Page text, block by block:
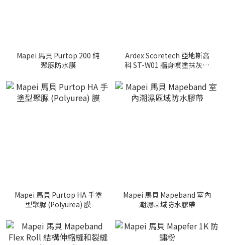
Mapei 馬貝 Purtop 200 純
聚脲防水膜
Ardex Scoretech 亞地斯高
科 ST-W01 牆身噴塗抹灰砂
Mapei 馬貝 Purtop HA 手塗
型聚脲 (Polyurea) 膜
Mapei 馬貝 Mapeband 室內
潮濕區域防水膠帶